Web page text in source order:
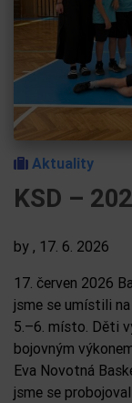
Aktuality
KSD –
by , 17. 6. 2026
17. červen 2026
jsme se umístili
5.–6. místo. Děti
bojovným
Eva Novotná
jsme se